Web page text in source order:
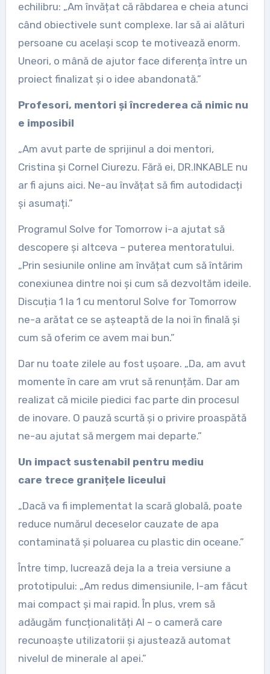
echilibru: „Am învățat că răbdarea e cheia atunci
când obiectivele sunt complexe. Iar să ai alături
persoane cu același scop te motivează enorm.
Uneori, o mână de ajutor face diferența între un
proiect finalizat și o idee abandonată.”
Profesori, mentori și încrederea că nimic nu
e imposibil
„Am avut parte de sprijinul a doi mentori,
Cristina și Cornel Ciurezu. Fără ei, DR.INKABLE nu
ar fi ajuns aici. Ne-au învățat să fim autodidacți
și asumați.”
Programul Solve for Tomorrow i-a ajutat să
descopere și altceva – puterea mentoratului.
„Prin sesiunile online am învățat cum să întărim
conexiunea dintre noi și cum să dezvoltăm ideile.
Discuția 1 la 1 cu mentorul Solve for Tomorrow
ne-a arătat ce se așteaptă de la noi în finală și
cum să oferim ce avem mai bun.”
Dar nu toate zilele au fost ușoare. „Da, am avut
momente în care am vrut să renunțăm. Dar am
realizat că micile piedici fac parte din procesul
de inovare. O pauză scurtă și o privire proaspătă
ne-au ajutat să mergem mai departe.”
Un impact sustenabil pentru mediu
care trece granițele liceului
„Dacă va fi implementat la scară globală, poate
reduce numărul deceselor cauzate de apa
contaminată și poluarea cu plastic din oceane.”
Între timp, lucrează deja la a treia versiune a
prototipului: „Am redus dimensiunile, l-am făcut
mai compact și mai rapid. În plus, vrem să
adăugăm funcționalități AI – o cameră care
recunoaște utilizatorii și ajustează automat
nivelul de minerale al apei.”